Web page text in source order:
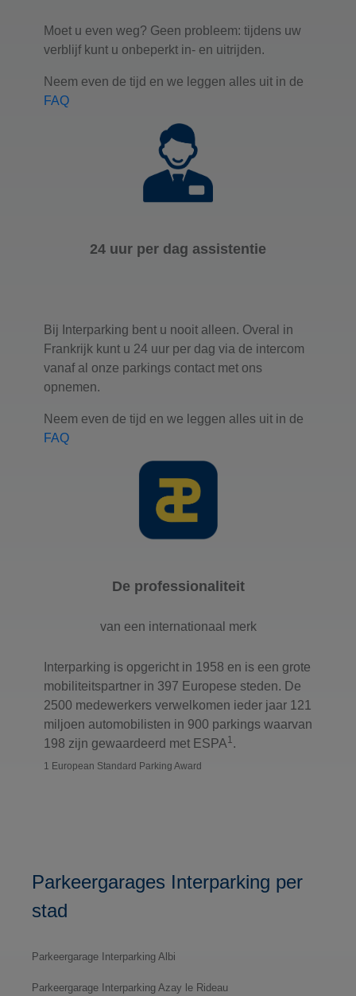
Moet u even weg? Geen probleem: tijdens uw
verblijf kunt u onbeperkt in- en uitrijden.
Neem even de tijd en we leggen alles uit in de
FAQ
24 uur per dag assistentie
Bij Interparking bent u nooit alleen. Overal in
Frankrijk kunt u 24 uur per dag via de intercom
vanaf al onze parkings contact met ons
opnemen.
Neem even de tijd en we leggen alles uit in de
FAQ
De professionaliteit
van een internationaal merk
Interparking is opgericht in 1958 en is een grote
mobiliteitspartner in 397 Europese steden. De
2500 medewerkers verwelkomen ieder jaar 121
miljoen automobilisten in 900 parkings waarvan
198 zijn gewaardeerd met ESPA1.
1 European Standard Parking Award
Parkeergarages Interparking per
stad
Parkeergarage Interparking Albi
Parkeergarage Interparking Azay le Rideau